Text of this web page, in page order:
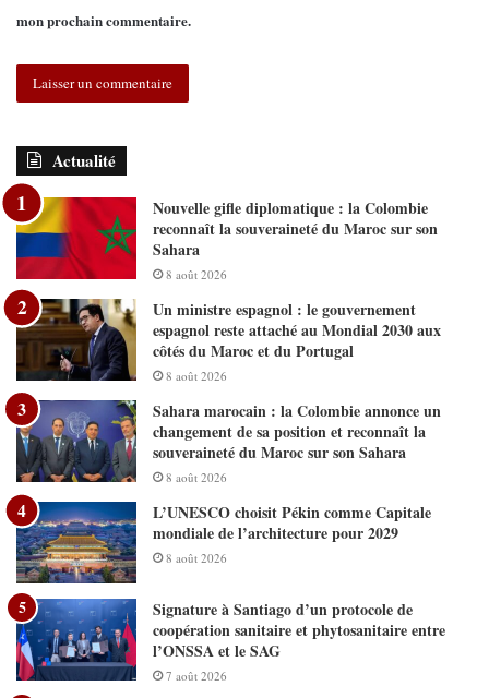
mon prochain commentaire.
Actualité
Nouvelle gifle diplomatique : la Colombie
reconnaît la souveraineté du Maroc sur son
Sahara
8 août 2026
Un ministre espagnol : le gouvernement
espagnol reste attaché au Mondial 2030 aux
côtés du Maroc et du Portugal
8 août 2026
Sahara marocain : la Colombie annonce un
changement de sa position et reconnaît la
souveraineté du Maroc sur son Sahara
8 août 2026
L’UNESCO choisit Pékin comme Capitale
mondiale de l’architecture pour 2029
8 août 2026
Signature à Santiago d’un protocole de
coopération sanitaire et phytosanitaire entre
l’ONSSA et le SAG
7 août 2026